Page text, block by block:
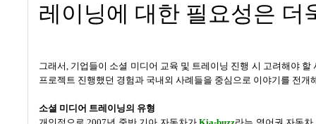
레이닝에 대한 필요성은 더
그래서 기업들이 소셜 미디어 교육 및 트레이닝 진행 시 고려해야
프로젝트 진행했던 경험과 국내외 사례들을 중심으로 이야기를 전개
소셜 미디어 트레이닝의 유형